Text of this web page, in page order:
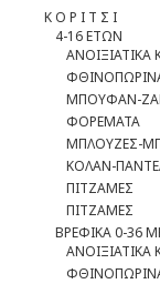
Κ Ο Ρ Ι Τ Σ Ι
4-16 ΕΤΩΝ
ΑΝΟΙΞΙΑΤΙΚΑ
ΜΠΟΥΦΑΝ-
ΦΟΡΕΜΑΤΑ
ΜΠΛΟΥΖΕΣ-
ΚΟΛΑΝ-
ΠΙΤΖΑΜΕΣ
ΠΙΤΖΑΜΕΣ
ΒΡΕΦΙΚΑ 0-36
ΑΝΟΙΞΙΑΤΙΚΑ